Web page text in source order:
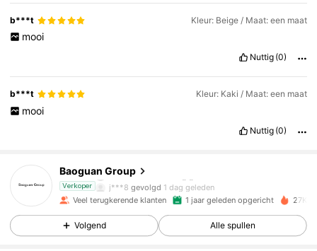
b***t Kleur: Beige / Maat: een maat
mooi
Nuttig (0)
b***t Kleur: Kaki / Maat: een maat
mooi
Nuttig (0)
Baoguan Group
Verkoper j***8 gevolgd 1 dag geleden
Veel terugkerende klanten 1 jaar geleden opgericht 27K+
Volgend Alle spullen